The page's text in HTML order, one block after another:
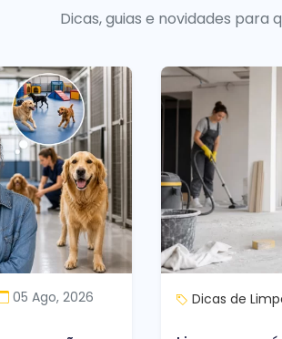
Dicas, guias e novidades
05 Ago, 2026 Dicas de